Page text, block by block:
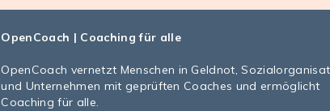
OpenCoach | Coaching für alle
OpenCoach vernetzt Menschen in Geldnot,
und Unternehmen mit geprüften Coaches und ermöglicht
Coaching für alle.